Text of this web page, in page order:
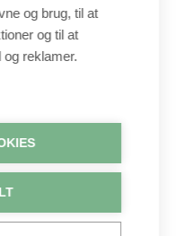
og brug, til at
og til at
og reklamer.